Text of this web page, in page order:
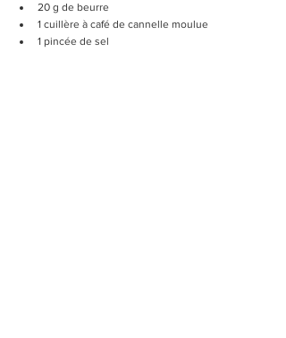
20 g de beurre
1 cuillère à café de cannelle moulue
1 pincée de sel